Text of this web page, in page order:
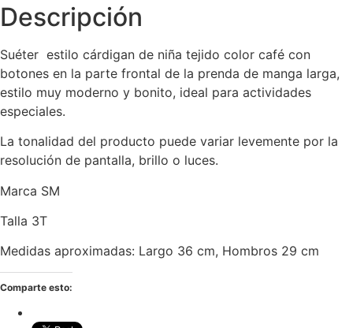
Descripción
Suéter estilo cárdigan de niña tejido color café con
botones en la parte frontal de la prenda de manga larga,
estilo muy moderno y bonito, ideal para actividades
especiales.
La tonalidad del producto puede variar levemente por la
resolución de pantalla, brillo o luces.
Marca SM
Talla 3T
Medidas aproximadas: Largo 36 cm, Hombros 29 cm
Comparte esto: